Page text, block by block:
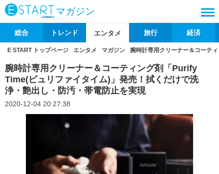
マガジン
総合 トレンド エンタメ 旅行 経済
E START トップページ エンタメ マガジン 腕時計専用クリーナー＆コーテ
腕時計専用クリーナー＆コーティング剤「Purify
Time(ピュリファイタイム)」発売！拭くだけで洗
浄・艶出し・防汚・帯電防止を実現
2020-12-04 20:27:38